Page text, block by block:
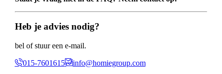
Heb je advies nodig?
bel of stuur een e-mail.
015-7601615 info@homiegroup.com